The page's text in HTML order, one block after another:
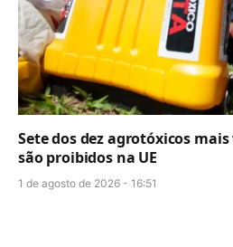
Sete dos dez agrotóxicos
são proibidos na UE
1 de agosto de 2026 - 16:51